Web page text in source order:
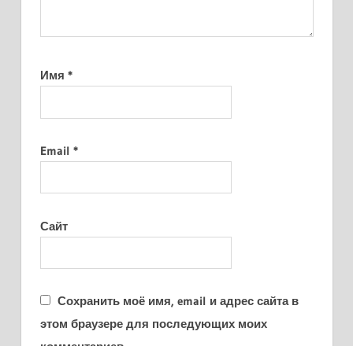
Имя *
Email *
Сайт
Сохранить моё имя, email и адрес сайта в
этом браузере для последующих моих